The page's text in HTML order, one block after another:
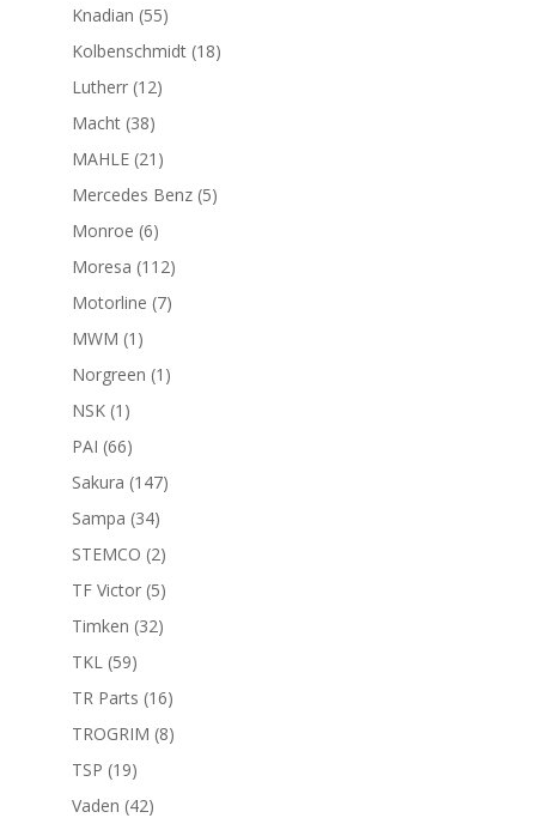
Knadian 5555
productos
Kolbenschmidt 1818
Lutherr 1212
Macht 3838
productos
MAHLE 21 21
productos
Mercedes Benz 55
Monroe 66
productos
Moresa 112112
productos
Motorline 77
MWM 1 1
producto
Norgreen 1 1
NSK 1 1
producto
PAI 6666
productos
Sakura 147147
Sampa 3434
productos
STEMCO 22
productos
TF Victor 55
productos
Timken 3232
TKL 5959
productos
TR Parts 1616
productos
TROGRIM 88
TSP 1919
productos
Vaden 4242